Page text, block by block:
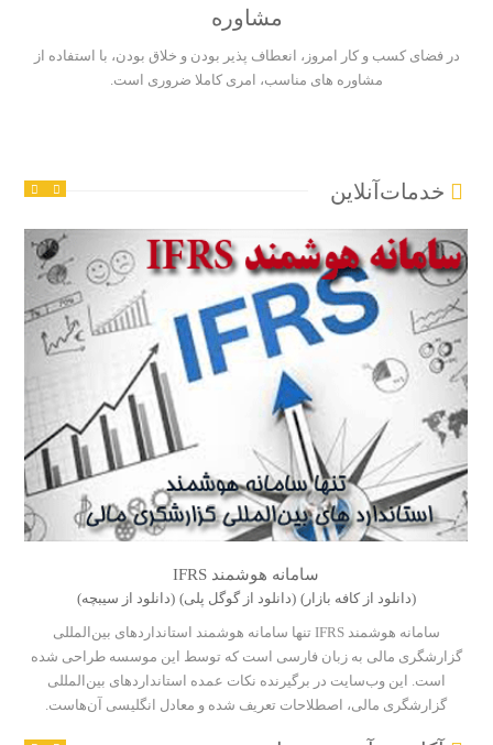
مشاوره
در فضای کسب و کار امروز، انعطاف پذیر بودن و خلاق بودن، با استفاده از
مشاوره های مناسب، امری کاملا ضروری است.
خدمات‌آنلاین
سامانه هوشمند IFRS
(دانلود از کافه بازار) (دانلود از گوگل پلی) (دانلود از سیبچه)
سامانه هوشمند IFRS تنها سامانه هوشمند استاندارد‌های بین‌المللی
گزارشگری مالی به زبان فارسی است که توسط این موسسه طراحی شده
است. این وب‌سایت در برگیرنده نکات عمده استاندارد‌های بین‌المللی
گزارشگری مالی، اصطلاحات تعریف شده و معادل انگلیسی آن‌هاست.